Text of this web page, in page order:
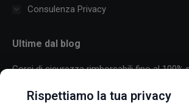
Consulenza Privacy
Ultime dal blog
Corsi di sicurezza rimborsabili fino al 100%
30 Luglio 2026
Rispettiamo la tua privacy